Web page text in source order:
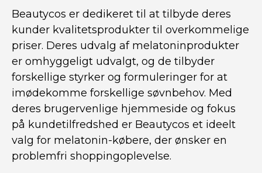
Beautycos er dedikeret til at tilbyde deres
kunder kvalitetsprodukter til overkommelige
priser. Deres udvalg af melatoninprodukter
er omhyggeligt udvalgt, og de tilbyder
forskellige styrker og formuleringer for at
imødekomme forskellige søvnbehov. Med
deres brugervenlige hjemmeside og fokus
på kundetilfredshed er Beautycos et ideelt
valg for melatonin-købere, der ønsker en
problemfri shoppingoplevelse.